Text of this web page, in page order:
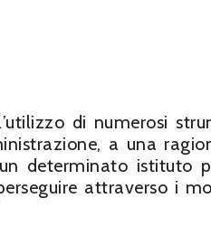
di numerosi
a una
determinato istituto
attraverso i